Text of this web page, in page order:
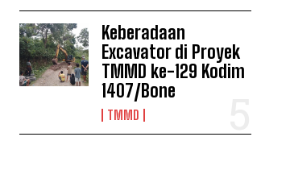
Keberadaan
Excavator di Proyek
TMMD ke-129 Kodim
1407/Bone
TMMD